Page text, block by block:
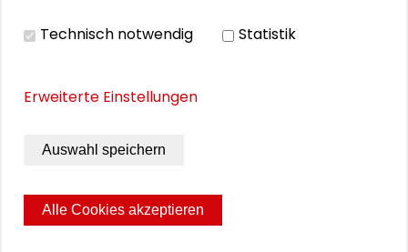
THEMEN ZU DIESEM BEITRAG
Kommunikation und Kultur
Internationale Politik
Technisch notwendig Statistik
Erweiterte Einstellungen
Auswahl speichern
Alle Cookies akzeptieren